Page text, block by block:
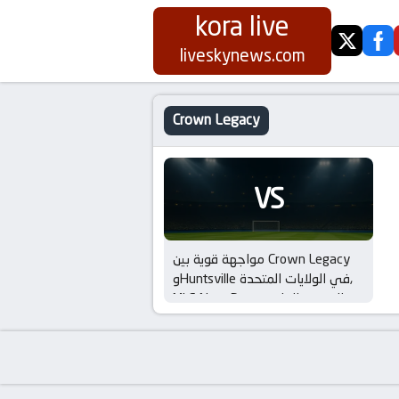
kora live
liveskynews.com twitter
Crown Legacy
VS
مواجهة قوية بين Crown Legacy
وHuntsville في الولايات المتحدة,
MLS Next Pro – الموسم العادي